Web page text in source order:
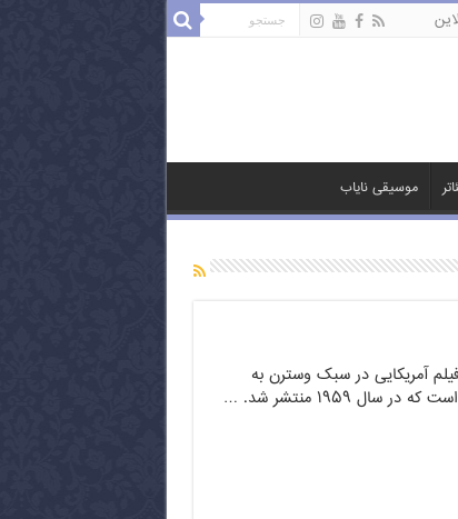
موسیقی نایاب
آمریکایی در سبک وسترن به
سال ۱۹۵۹ منتشر شد. …